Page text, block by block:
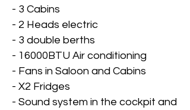
- 3 Cabins
- 2 Heads electric
- 3 double berths
- 16000BTU Air conditioning
- Fans in Saloon and Cabins
- X2 Fridges
- Sound system in the cockpit and